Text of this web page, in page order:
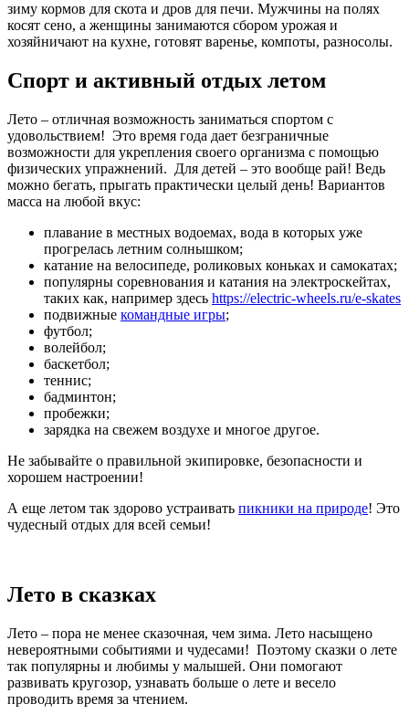
зиму кормов для скота и дров для печи. Мужчины на полях
косят сено, а женщины занимаются сбором урожая и
хозяйничают на кухне, готовят варенье, компоты, разносолы.
Спорт и активный отдых летом
Лето – отличная возможность заниматься спортом с
удовольствием! Это время года дает безграничные
возможности для укрепления своего организма с помощью
физических упражнений. Для детей – это вообще рай! Ведь
можно бегать, прыгать практически целый день! Вариантов
масса на любой вкус:
плавание в местных водоемах, вода в которых уже
прогрелась летним солнышком;
катание на велосипеде, роликовых коньках и самокатах;
популярны соревнования и катания на электроскейтах,
таких как, например здесь https://electric-wheels.ru/e-skates
подвижные командные игры;
футбол;
волейбол;
баскетбол;
теннис;
бадминтон;
пробежки;
зарядка на свежем воздухе и многое другое.
Не забывайте о правильной экипировке, безопасности и
хорошем настроении!
А еще летом так здорово устраивать пикники на природе! Это
чудесный отдых для всей семьи!
Лето в сказках
Лето – пора не менее сказочная, чем зима. Лето насыщено
невероятными событиями и чудесами! Поэтому сказки о лете
так популярны и любимы у малышей. Они помогают
развивать кругозор, узнавать больше о лете и весело
проводить время за чтением.